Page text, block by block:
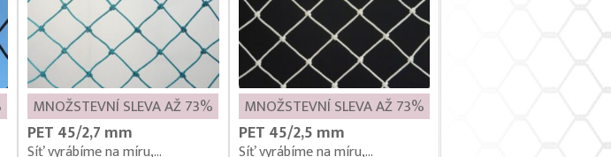
MNOŽSTEVNÍ SLEVA AŽ 73%
PET 45/2,7 mm
Síť vyrábíme na míru,...
MNOŽSTEVNÍ SLEVA AŽ 73%
PET 45/2,5 mm
Síť vyrábíme na míru,...